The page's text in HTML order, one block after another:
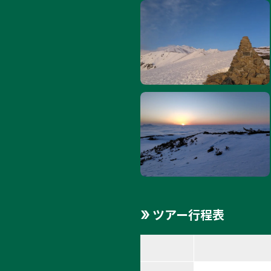
ツアー行程表